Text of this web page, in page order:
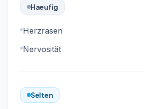
Haeufig
Herzrasen
Nervosität
Selten